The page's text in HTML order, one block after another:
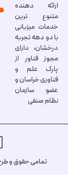
ارائه دهنده
متنوع ترین
خدمات میزبانی
با دو دهه تجربه
درخشان، دارای
مجوز فناور از
پارک علم و
فناوری خراسان و
عضو سازمان
نظام صنفی
تمامی حقوق و